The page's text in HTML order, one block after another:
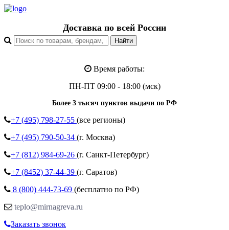
Доставка по всей России
Время работы:
ПН-ПТ 09:00 - 18:00 (мск)
Более 3 тысяч пунктов выдачи по РФ
+7 (495) 798-27-55 (все регионы)
+7 (495) 790-50-34 (г. Москва)
+7 (812) 984-69-26 (г. Санкт-Петербург)
+7 (8452) 37-44-39 (г. Саратов)
8 (800) 444-73-69 (бесплатно по РФ)
teplo@mirnagreva.ru
Заказать звонок